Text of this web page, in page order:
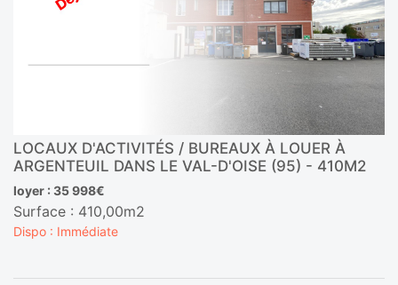
LOCAUX D'ACTIVITÉS / BUREAUX À LOUER À
ARGENTEUIL DANS LE VAL-D'OISE (95) - 410M2
loyer : 35 998€
Surface : 410,00m2
Dispo : Immédiate